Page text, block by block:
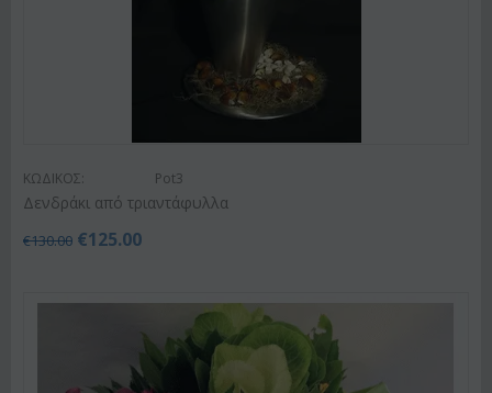
ΚΩΔΙΚΟΣ: Pot3
Δενδράκι από τριαντάφυλλα
€130.00 €125.00